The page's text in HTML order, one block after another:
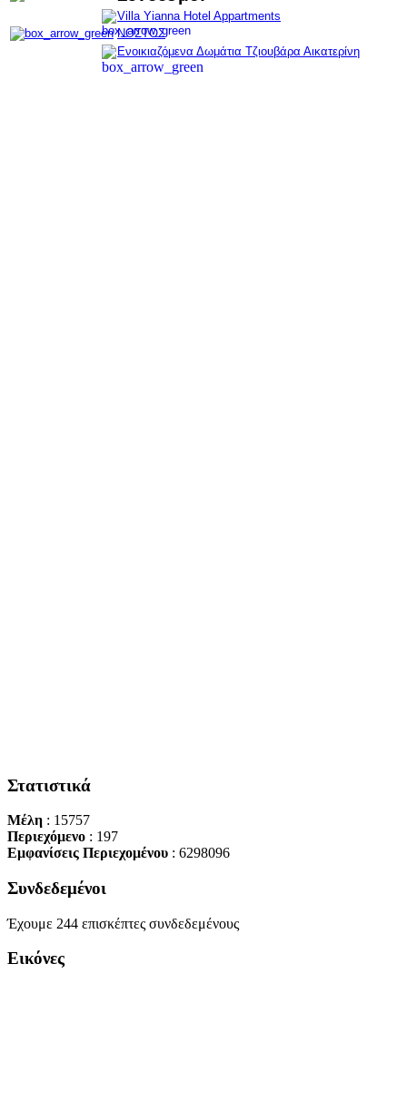
Villa Yianna Hotel Appartments
ΝΟΣΤΟΣ
Ενοικιαζόμενα Δωμάτια Τζιουβάρα Αικατερίνη
Στατιστικά
Μέλη : 15757
Περιεχόμενο : 197
Εμφανίσεις Περιεχομένου : 6298096
Συνδεδεμένοι
Έχουμε 244 επισκέπτες συνδεδεμένους
Εικόνες